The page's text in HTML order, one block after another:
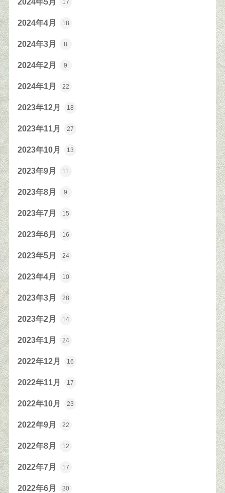
17
2024年4月 18
2024年3月 8
2024年2月 9
2024年1月 22
2023年12月 18
2023年11月 27
2023年10月 13
2023年9月 11
2023年8月 9
2023年7月 15
2023年6月 16
2023年5月 24
2023年4月 10
2023年3月 28
2023年2月 14
2023年1月 24
2022年12月 16
2022年11月 17
2022年10月 23
2022年9月 22
2022年8月 12
2022年7月 17
2022年6月 30